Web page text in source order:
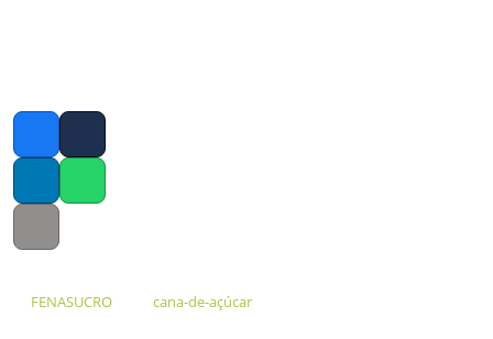
FacebookTwitter
LinkedInWhatsapp
Copy link
FENASUCRO cana-de-açúcar